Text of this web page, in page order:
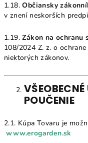
1.18.Občiansky
v znení neskorších
1.19.Zákon na ochranu
108/2024 Z. z. o
niektorých zákonov.
POUČENIE
2.1. Kúpa Tovaru je
www.erogarden.sk